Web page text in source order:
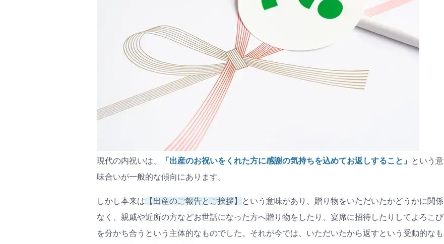
現代の内祝いは、 「出産のお祝いをくれた方に感謝の気持ちを込めてお返しすること」 という意
味合いが一般的な傾向にあります。
しかし本来は 【出産のご報告とご挨拶】
という意味があり、贈り物をいただいたかどうかに関係
なく、親戚や近所の方などお世話になった方へ贈り物をしたり、宴席に招待したりしてよろこび
を分かち合うという主体的なものでした。それが今では、いただいたから返すという受動的なも